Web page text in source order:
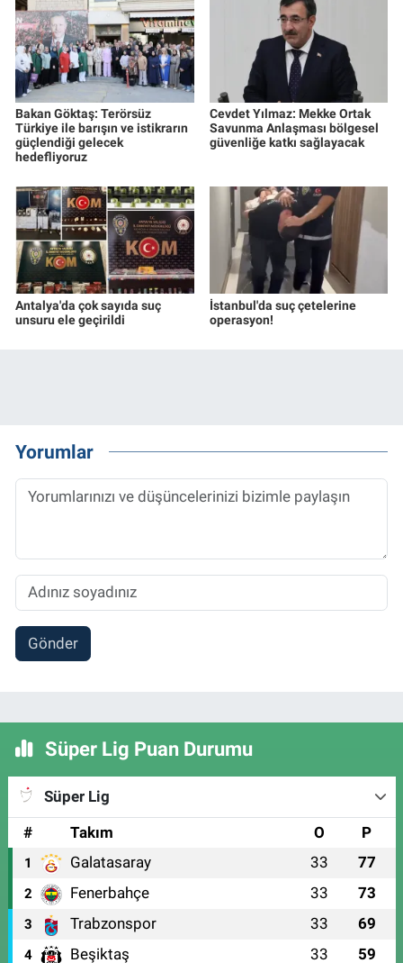
Bakan Göktaş: Terörsüz
Türkiye ile barışın ve istikrarın
güçlendiği gelecek
hedefliyoruz
Cevdet Yılmaz: Mekke Ortak
Savunma Anlaşması bölgesel
güvenliğe katkı sağlayacak
Antalya'da çok sayıda suç
unsuru ele geçirildi
İstanbul'da suç çetelerine
operasyon!
Yorumlar
Gönder
Süper Lig Puan Durumu
Süper Lig
#
Takım O P
1 Galatasaray 33 77
2 Fenerbahçe 33 73
3 Trabzonspor 33 69
4 Beşiktaş 33 59